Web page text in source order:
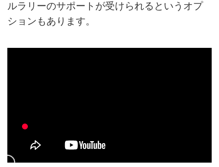
ルラリーのサポートが受けられるというオプ
ションもあります。